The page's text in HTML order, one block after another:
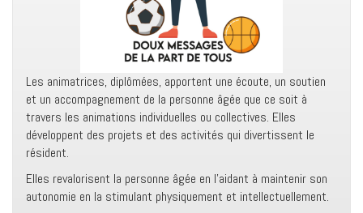
Les animatrices, diplômées, apportent une écoute, un soutien
et un accompagnement de la personne âgée que ce soit à
travers les animations individuelles ou collectives. Elles
développent des projets et des activités qui divertissent le
résident.
Elles revalorisent la personne âgée en l’aidant à maintenir son
autonomie en la stimulant physiquement et intellectuellement.